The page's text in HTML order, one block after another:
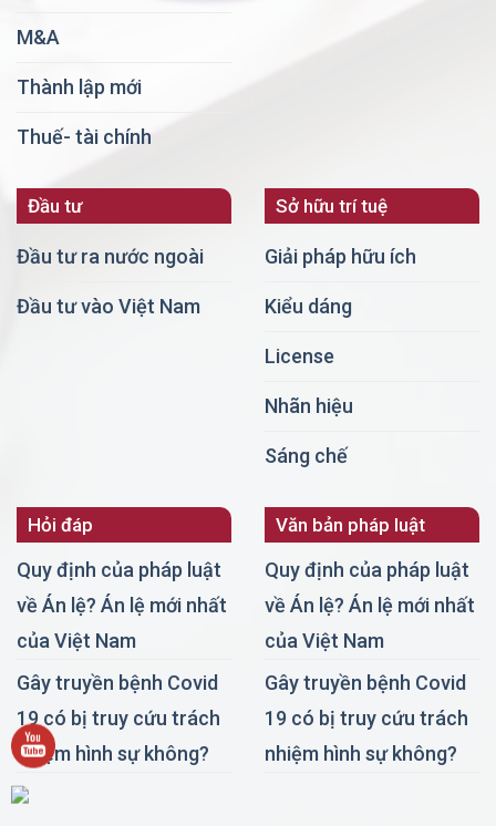
M&A
Thành lập mới
Thuế- tài chính
Đầu tư
Đầu tư ra nước ngoài
Đầu tư vào Việt Nam
Sở hữu trí tuệ
Giải pháp hữu ích
Kiểu dáng
License
Nhãn hiệu
Sáng chế
Hỏi đáp
Quy định của pháp luật
về Án lệ? Án lệ mới nhất
của Việt Nam
Gây truyền bệnh Covid
19 có bị truy cứu trách
nhiệm hình sự không?
Văn bản pháp luật
Quy định của pháp luật
về Án lệ? Án lệ mới nhất
của Việt Nam
Gây truyền bệnh Covid
19 có bị truy cứu trách
nhiệm hình sự không?